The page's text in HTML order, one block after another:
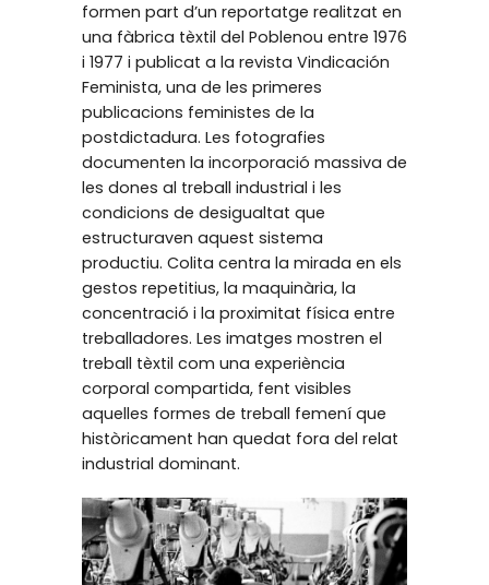
formen part d’un reportatge realitzat en
una fàbrica tèxtil del Poblenou entre 1976
i 1977 i publicat a la revista Vindicación
Feminista, una de les primeres
publicacions feministes de la
postdictadura. Les fotografies
documenten la incorporació massiva de
les dones al treball industrial i les
condicions de desigualtat que
estructuraven aquest sistema
productiu. Colita centra la mirada en els
gestos repetitius, la maquinària, la
concentració i la proximitat física entre
treballadores. Les imatges mostren el
treball tèxtil com una experiència
corporal compartida, fent visibles
aquelles formes de treball femení que
històricament han quedat fora del relat
industrial dominant.